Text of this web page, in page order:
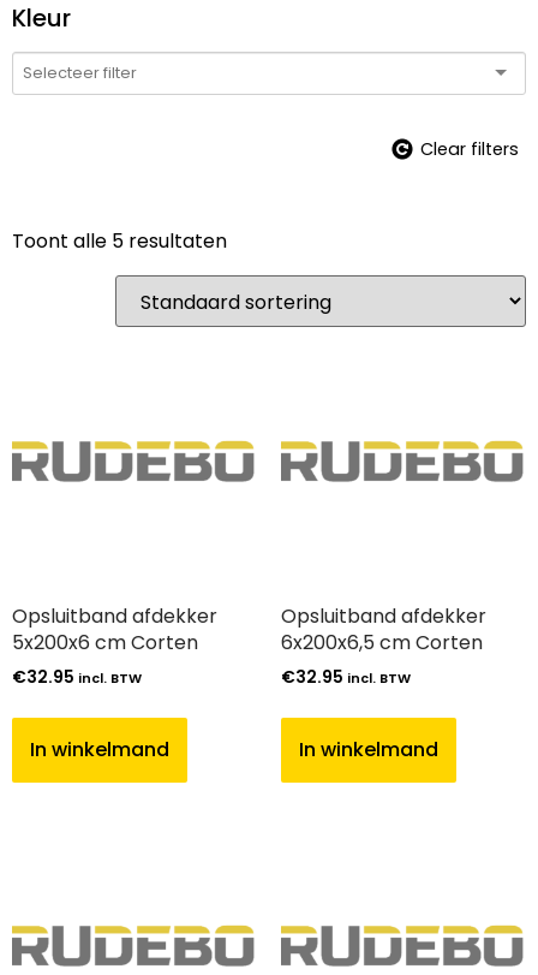
Kleur
Clear filters
Toont alle 5 resultaten
Opsluitband afdekker
5x200x6 cm Corten
€32.95 incl. BTW
In winkelmand
Opsluitband afdekker
6x200x6,5 cm Corten
€32.95 incl. BTW
In winkelmand